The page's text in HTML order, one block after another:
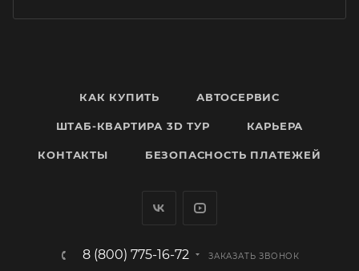
КАК КУПИТЬ АВТОСЕРВИС
ШТАБ-КВАРТИРА 3D ТУР КАРЬЕРА
КОНТАКТЫ БЕЗОПАСНОСТЬ ПЛАТЕЖЕЙ
8 (800) 775-16-72 ЗАКАЗАТЬ ЗВОНОК